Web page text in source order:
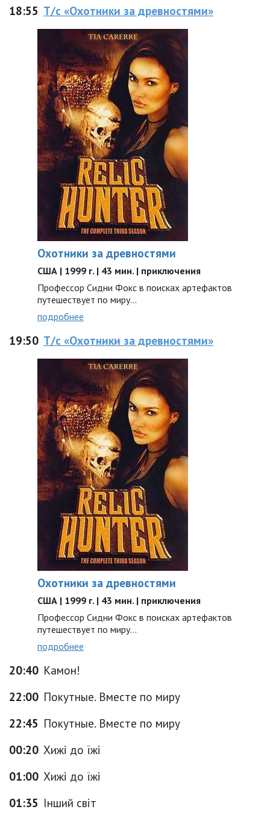
18:55 Т/с «Охотники за древностями»
Охотники за древностями
США | 1999 г. | 43 мин. | приключения
Профессор Сидни Фокс в поисках артефактов
путешествует по миру...
подробнее
19:50 Т/с «Охотники за древностями»
Охотники за древностями
США | 1999 г. | 43 мин. | приключения
Профессор Сидни Фокс в поисках артефактов
путешествует по миру...
подробнее
20:40 Камон!
22:00 Покутные. Вместе по миру
22:45 Покутные. Вместе по миру
00:20 Хижі до їжі
01:00 Хижі до їжі
01:35 Інший світ